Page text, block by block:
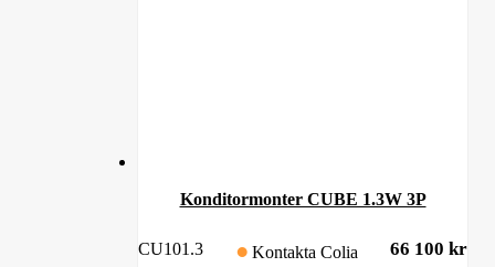
Konditormonter CUBE 1.3W 3P
CU101.3 Kontakta Colia 66 100 kr